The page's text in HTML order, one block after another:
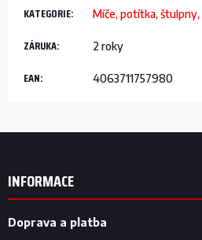
KATEGORIE: Míče, potítka,
ZÁRUKA: 2 roky
EAN: 4063711757980
Z
INFORMACE
Doprava a platba